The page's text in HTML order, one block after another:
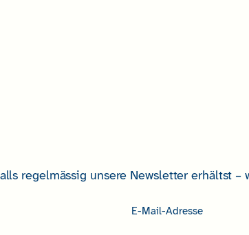
regelmässig unsere Newsletter erhältst –
E-